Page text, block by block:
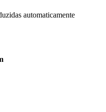
automaticamente